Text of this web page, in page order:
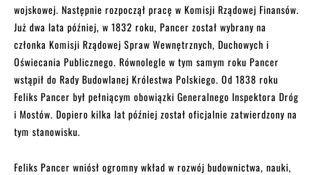
wojskowej. Następnie rozpoczął pracę w Komisji Rządowej Finansów.
Już dwa lata później, w 1832 roku, Pancer został wybrany na
członka Komisji Rządowej Spraw Wewnętrznych, Duchowych i
Oświecania Publicznego. Równolegle w tym samym roku Pancer
wstąpił do Rady Budowlanej Królestwa Polskiego. Od 1838 roku
Feliks Pancer był pełniącym obowiązki Generalnego Inspektora Dróg
i Mostów. Dopiero kilka lat później został oficjalnie zatwierdzony na
tym stanowisku.
Feliks Pancer wniósł ogromny wkład w rozwój budownictwa, nauki,